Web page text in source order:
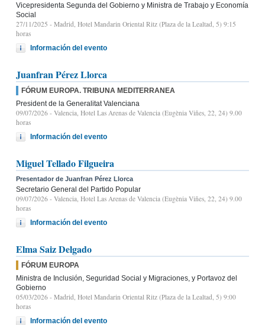
Vicepresidenta Segunda del Gobierno y Ministra de Trabajo y Economía
Social
27/11/2025 - Madrid, Hotel Mandarin Oriental Ritz (Plaza de la Lealtad, 5) 9:15
horas
Información del evento
Juanfran Pérez Llorca
FÓRUM EUROPA. TRIBUNA MEDITERRANEA
President de la Generalitat Valenciana
09/07/2026 - Valencia, Hotel Las Arenas de Valencia (Eugènia Viñes, 22, 24) 9.00
horas
Información del evento
Miguel Tellado Filgueira
Presentador de Juanfran Pérez Llorca
Secretario General del Partido Popular
09/07/2026 - Valencia, Hotel Las Arenas de Valencia (Eugènia Viñes, 22, 24) 9.00
horas
Información del evento
Elma Saiz Delgado
FÓRUM EUROPA
Ministra de Inclusión, Seguridad Social y Migraciones, y Portavoz del
Gobierno
05/03/2026 - Madrid, Hotel Mandarin Oriental Ritz (Plaza de la Lealtad, 5) 9:00
horas
Información del evento